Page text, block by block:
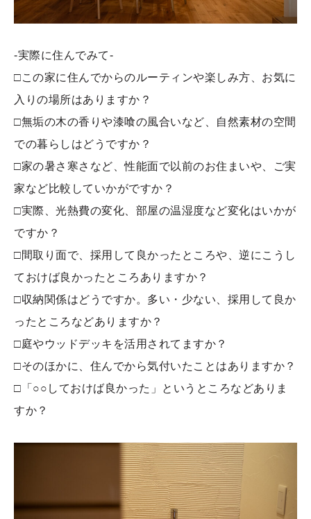
-実際に住んでみて-
□この家に住んでからのルーティンや楽しみ方、お気に
入りの場所はありますか？
□無垢の木の香りや漆喰の風合いなど、自然素材の空間
での暮らしはどうですか？
□家の暑さ寒さなど、性能面で以前のお住まいや、ご実
家など比較していかがですか？
□実際、光熱費の変化、部屋の温湿度など変化はいかが
ですか？
□間取り面で、採用して良かったところや、逆にこうし
ておけば良かったところありますか？
□収納関係はどうですか。多い・少ない、採用して良か
ったところなどありますか？
□庭やウッドデッキを活用されてますか？
□そのほかに、住んでから気付いたことはありますか？
□「○○しておけば良かった」というところなどありま
すか？